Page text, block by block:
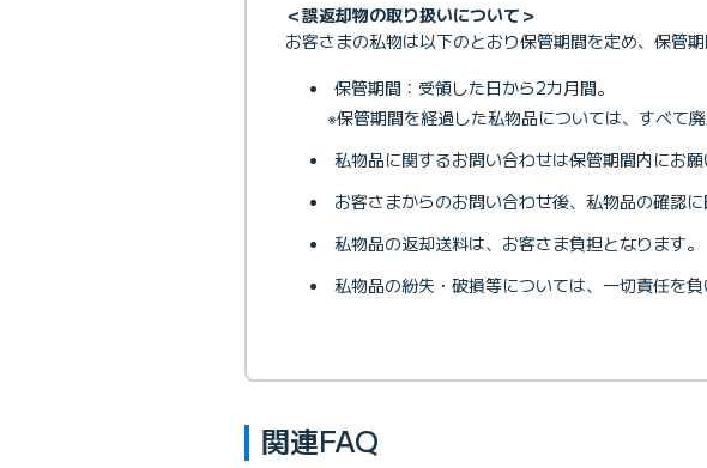
＜誤返却物の取り扱いについて＞
お客さまの私物は以下のとおり保管期間を定め、保管
保管期間：受領した日から2カ月間。
※保管期間を経過した私物品については、すべて廃
私物品に関するお問い合わせは保管期間内にお願
お客さまからのお問い合わせ後、私物品の確認
私物品の返却送料は、お客さま負担となります。
私物品の紛失・破損等については、一切責任を
関連FAQ